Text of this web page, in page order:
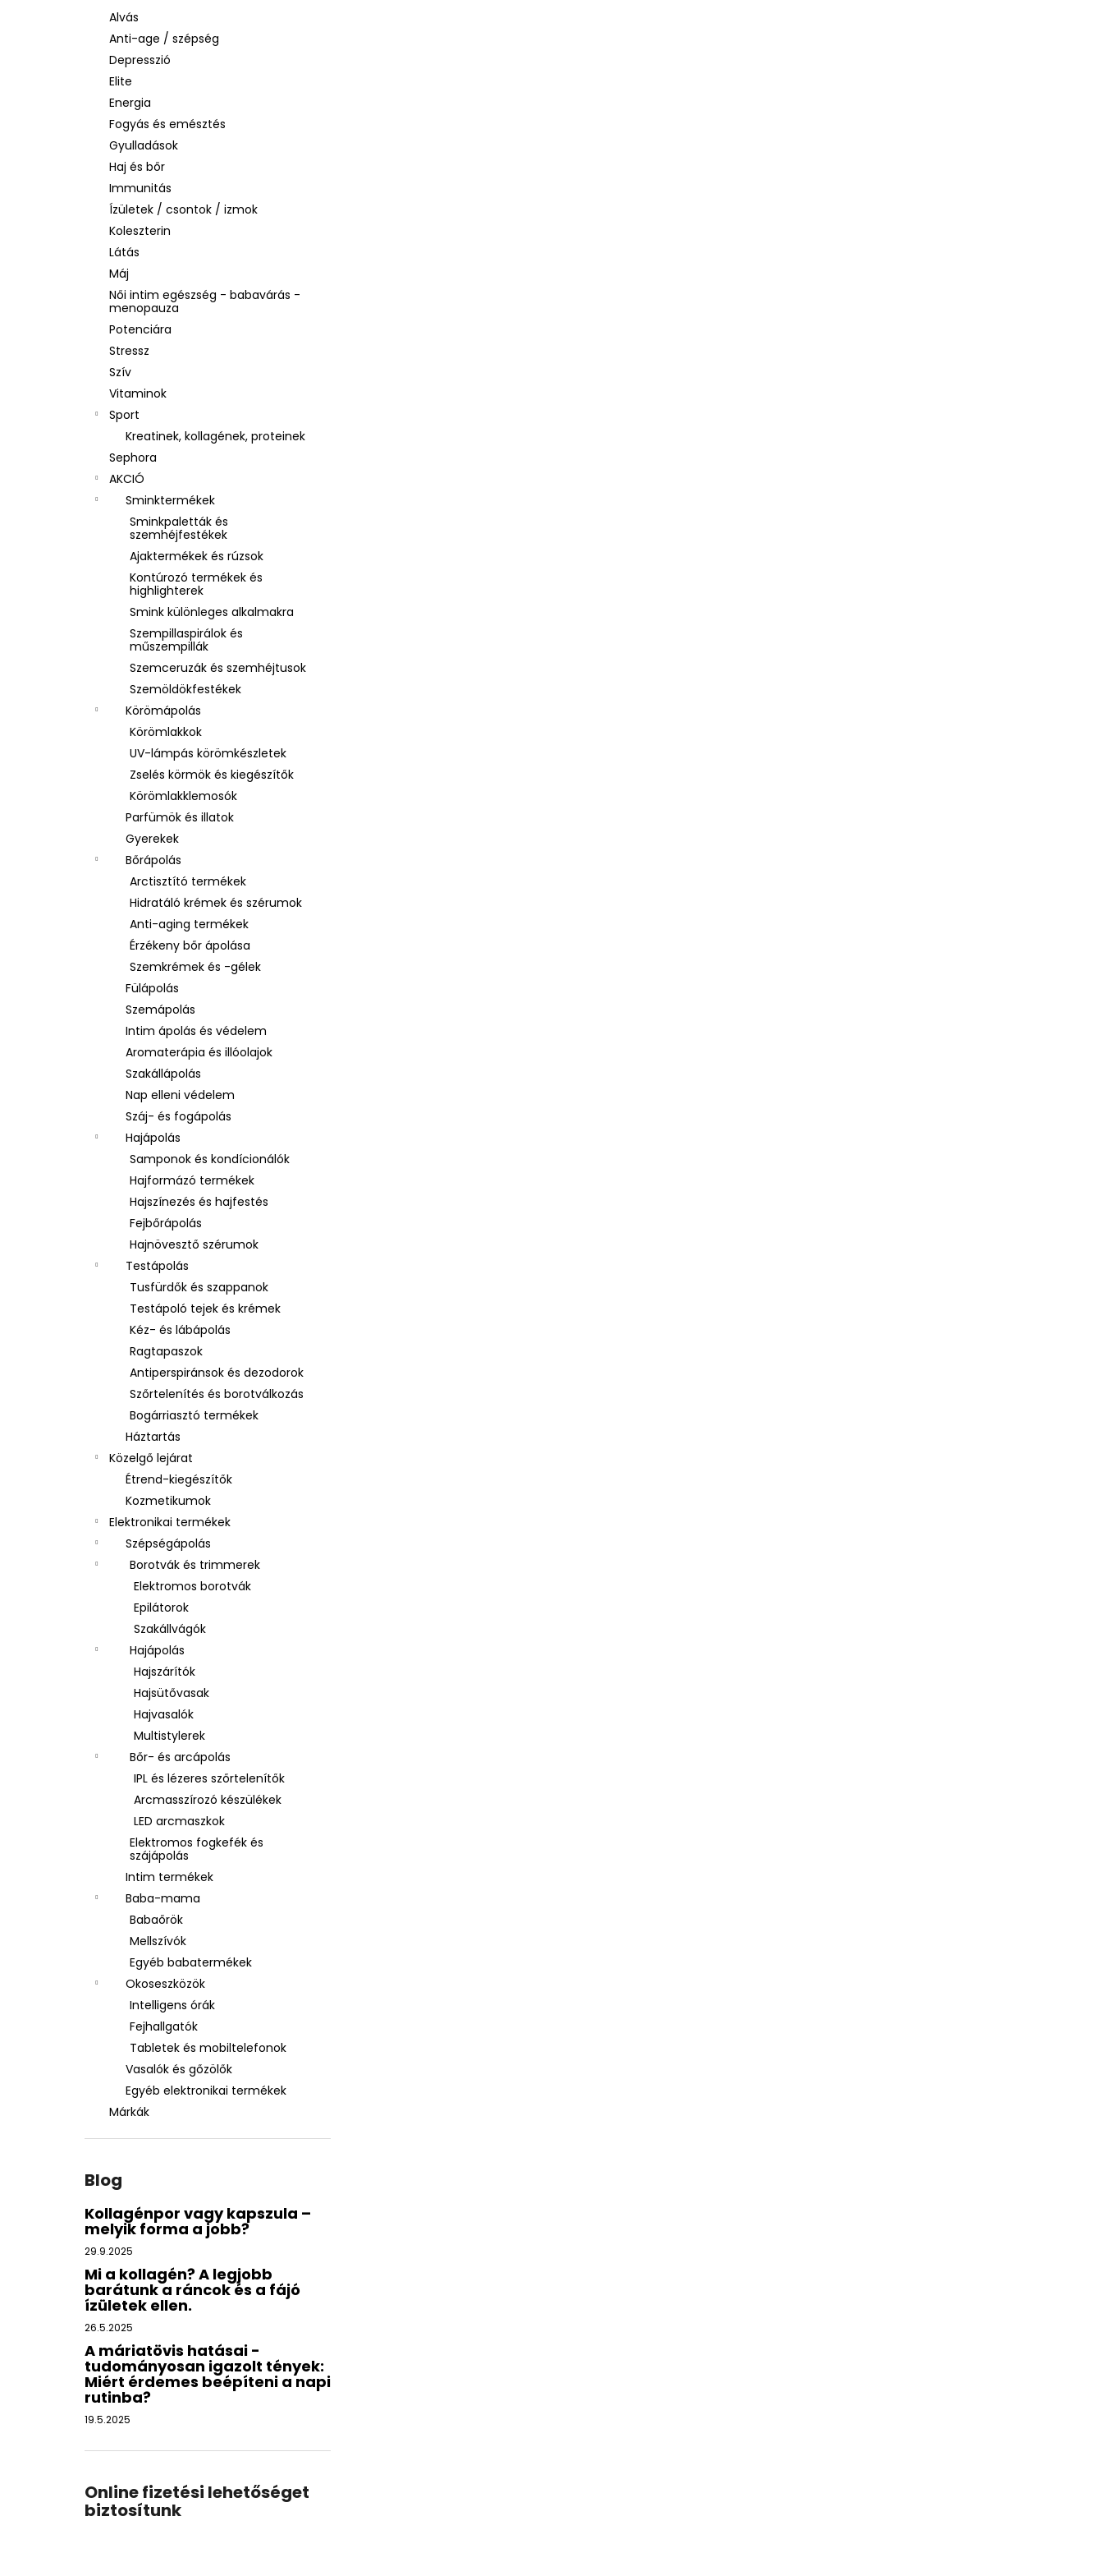
Alvás
Anti-age / szépség
Depresszió
Elite
Energia
Fogyás és emésztés
Gyulladások
Haj és bőr
Immunitás
Ízületek / csontok / izmok
Koleszterin
Látás
Máj
Női intim egészség - babavárás -
menopauza
Potenciára
Stressz
Szív
Vitaminok
Sport
Kreatinek, kollagének, proteinek
Sephora
AKCIÓ
Sminktermékek
Sminkpaletták és
szemhéjfestékek
Ajaktermékek és rúzsok
Kontúrozó termékek és
highlighterek
Smink különleges alkalmakra
Szempillaspirálok és
műszempillák
Szemceruzák és szemhéjtusok
Szemöldökfestékek
Körömápolás
Körömlakkok
UV-lámpás körömkészletek
Zselés körmök és kiegészítők
Körömlakklemosók
Parfümök és illatok
Gyerekek
Bőrápolás
Arctisztító termékek
Hidratáló krémek és szérumok
Anti-aging termékek
Érzékeny bőr ápolása
Szemkrémek és -gélek
Fülápolás
Szemápolás
Intim ápolás és védelem
Aromaterápia és illóolajok
Szakállápolás
Nap elleni védelem
Száj- és fogápolás
Hajápolás
Samponok és kondícionálók
Hajformázó termékek
Hajszínezés és hajfestés
Fejbőrápolás
Hajnövesztő szérumok
Testápolás
Tusfürdők és szappanok
Testápoló tejek és krémek
Kéz- és lábápolás
Ragtapaszok
Antiperspiránsok és dezodorok
Szőrtelenítés és borotválkozás
Bogárriasztó termékek
Háztartás
Közelgő lejárat
Étrend-kiegészítők
Kozmetikumok
Elektronikai termékek
Szépségápolás
Borotvák és trimmerek
Elektromos borotvák
Epilátorok
Szakállvágók
Hajápolás
Hajszárítók
Hajsütővasak
Hajvasalók
Multistylerek
Bőr- és arcápolás
IPL és lézeres szőrtelenítők
Arcmasszírozó készülékek
LED arcmaszkok
Elektromos fogkefék és
szájápolás
Intim termékek
Baba-mama
Babaőrök
Mellszívók
Egyéb babatermékek
Okoseszközök
Intelligens órák
Fejhallgatók
Tabletek és mobiltelefonok
Vasalók és gőzölők
Egyéb elektronikai termékek
Márkák
Blog
Kollagénpor vagy kapszula –
melyik forma a jobb?
29.9.2025
Mi a kollagén? A legjobb
barátunk a ráncok és a fájó
ízületek ellen.
26.5.2025
A máriatövis hatásai -
tudományosan igazolt tények:
Miért érdemes beépíteni a napi
rutinba?
19.5.2025
Online fizetési lehetőséget
biztosítunk
BIODERMA PHOTODERM AQUAFLUID
INVISIBLE SPF 50+ – LÁTHATATLAN
ARCVÉDŐ KRÉM, 40 ML
2 480 Ft
Korábbi: 6 870 Ft